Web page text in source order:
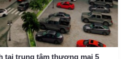
tại trung tâm thương mại 5